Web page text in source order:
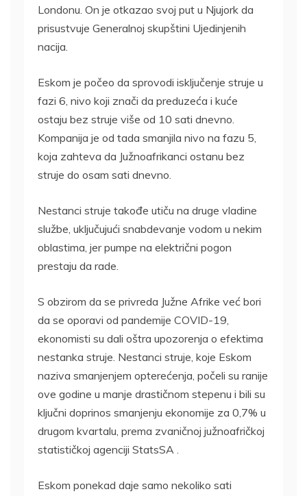
Londonu. On je otkazao svoj put u Njujork da
prisustvuje Generalnoj skupštini Ujedinjenih
nacija.
Eskom je počeo da sprovodi isključenje struje u
fazi 6, nivo koji znači da preduzeća i kuće
ostaju bez struje više od 10 sati dnevno.
Kompanija je od tada smanjila nivo na fazu 5,
koja zahteva da Južnoafrikanci ostanu bez
struje do osam sati dnevno.
Nestanci struje takođe utiču na druge vladine
službe, uključujući snabdevanje vodom u nekim
oblastima, jer pumpe na električni pogon
prestaju da rade.
S obzirom da se privreda Južne Afrike već bori
da se oporavi od pandemije COVID-19,
ekonomisti su dali oštra upozorenja o efektima
nestanka struje. Nestanci struje, koje Eskom
naziva smanjenjem opterećenja, počeli su ranije
ove godine u manje drastičnom stepenu i bili su
ključni doprinos smanjenju ekonomije za 0,7% u
drugom kvartalu, prema zvaničnoj južnoafričkoj
statističkoj agenciji StatsSA .
Eskom ponekad daje samo nekoliko sati